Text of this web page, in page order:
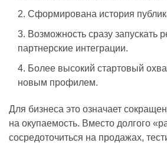
Сформирована история
Возможность сразу запускать
партнерские интеграции.
Более высокий стартовый
новым профилем.
Для бизнеса это означает
на окупаемость. Вместо долгого
сосредоточиться на продажах,